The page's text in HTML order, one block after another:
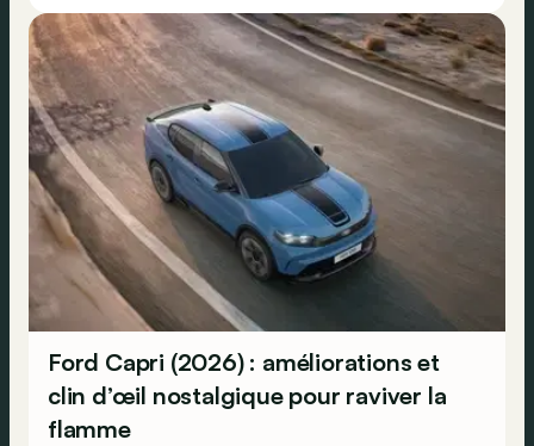
Ford Capri (2026) : améliorations et
clin d’œil nostalgique pour raviver la
flamme